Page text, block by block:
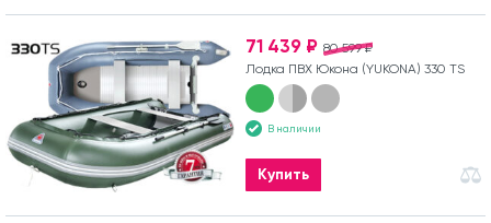
80 599 ₽
71 439 ₽
Лодка ПВХ Юкона (YUKONA) 330 TS
В наличии
Купить